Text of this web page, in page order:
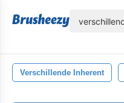
Verschillende Inherent